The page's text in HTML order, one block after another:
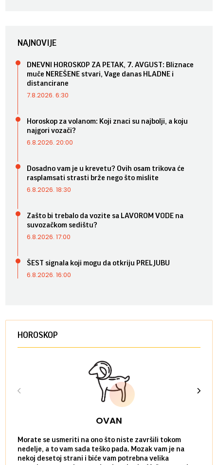
NAJNOVIJE
DNEVNI HOROSKOP ZA PETAK, 7. AVGUST: Bliznace
muče NEREŠENE stvari, Vage danas HLADNE i
distancirane
7.8.2026. 6:30
Horoskop za volanom: Koji znaci su najbolji, a koju
najgori vozači?
6.8.2026. 20:00
Dosadno vam je u krevetu? Ovih osam trikova će
rasplamsati strasti brže nego što mislite
6.8.2026. 18:30
Zašto bi trebalo da vozite sa LAVOROM VODE na
suvozačkom sedištu?
6.8.2026. 17:00
ŠEST signala koji mogu da otkriju PRELJUBU
6.8.2026. 16:00
HOROSKOP
OVAN
Morate se usmeriti na ono što niste završili tokom
nedelje, a to vam sada teško pada. Mozak vam je na
nekoj desetoj strani i biće vam potrebna velika